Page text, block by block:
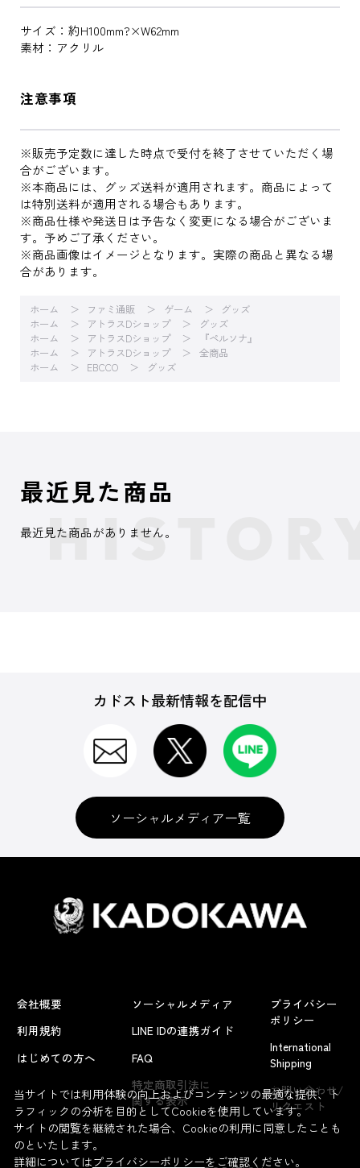
サイズ：約H100mm?×W62mm
素材：アクリル
注意事項
※販売予定数に達した時点で受付を終了させていただく場
合がございます。
※本商品には、グッズ送料が適用されます。商品によって
は特別送料が適用される場合もあります。
※商品仕様や発送日は予告なく変更になる場合がございま
す。予めご了承ください。
※商品画像はイメージとなります。実際の商品と異なる場
合があります。
ホーム ファミ通販 ゲーム
グッズ
ホーム
アトラスDショップ
グッズ
ホーム
アトラスDショップ
『ペルソナ』
ホーム
アトラスDショップ
全商品
ホーム
EBCCO グッズ
よくあるお問い合わせ
最近見た商品
最近見た商品がありません。
カドスト最新情報を配信中
ソーシャルメディア一覧
会社概要
利用規約
はじめての方へ
ソーシャルメディア
LINE IDの連携ガイド
FAQ
特定商取引法に
関する表示
プライバシー
ポリシー
International
Shipping
お問い合わせ/
リクエスト
当サイトでは利用体験の向上およびコンテンツの最適な提供、ト
ラフィックの分析を目的としてCookieを使用しています。
サイトの閲覧を継続された場合、Cookieの利用に同意したことも
のといたします。
詳細についてはプライバシーポリシーをご確認ください。